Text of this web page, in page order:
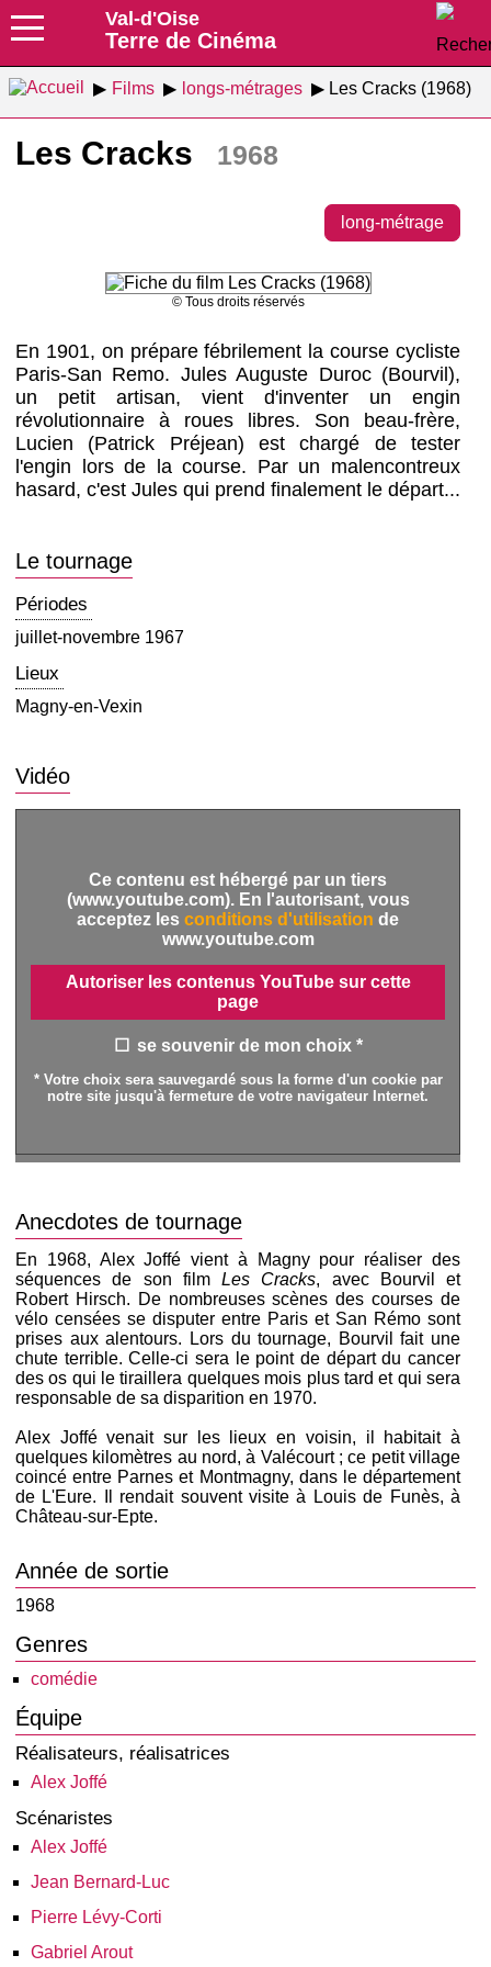
Val-d'Oise
Terre de Cinéma
Films longs-métrages Les Cracks (1968)
Les Cracks 1968
long-métrage
© Tous droits réservés
En 1901, on prépare fébrilement la course cycliste
Paris-San Remo. Jules Auguste Duroc (Bourvil),
un petit artisan, vient d'inventer un engin
révolutionnaire à roues libres. Son beau-frère,
Lucien (Patrick Préjean) est chargé de tester
l'engin lors de la course. Par un malencontreux
hasard, c'est Jules qui prend finalement le départ...
Le tournage
Périodes
juillet-novembre 1967
Lieux
Magny-en-Vexin
Vidéo
Ce contenu est hébergé par un tiers
(www.youtube.com). En l'autorisant, vous
acceptez les conditions d'utilisation de
www.youtube.com
Autoriser les contenus YouTube sur cette
page
se souvenir de mon choix *
* Votre choix sera sauvegardé sous la forme d'un cookie par
notre site jusqu'à fermeture de votre navigateur Internet.
Anecdotes de tournage
En 1968, Alex Joffé vient à Magny pour réaliser des
séquences de son film Les Cracks, avec Bourvil et
Robert Hirsch. De nombreuses scènes des courses de
vélo censées se disputer entre Paris et San Rémo sont
prises aux alentours. Lors du tournage, Bourvil fait une
chute terrible. Celle-ci sera le point de départ du cancer
des os qui le tiraillera quelques mois plus tard et qui sera
responsable de sa disparition en 1970.
Alex Joffé venait sur les lieux en voisin, il habitait à
quelques kilomètres au nord, à Valécourt ; ce petit village
coincé entre Parnes et Montmagny, dans le département
de L'Eure. Il rendait souvent visite à Louis de Funès, à
Château-sur-Epte.
Année de sortie
1968
Genres
comédie
Équipe
Réalisateurs, réalisatrices
Alex Joffé
Scénaristes
Alex Joffé
Jean Bernard-Luc
Pierre Lévy-Corti
Gabriel Arout